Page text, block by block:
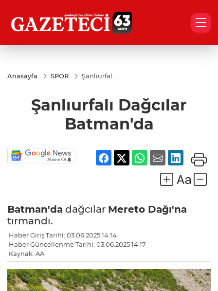
Anasayfa SPOR
Şanlıurfalı
Şanlıurfalı Dağcılar
Batman'da
Batman'da dağcılar Mereto Dağı'na
tırmandı.
Haber Giriş Tarihi: 03.06.2025 14:14
Haber Güncellenme Tarihi: 03.06.2025 14:17
Kaynak: AA